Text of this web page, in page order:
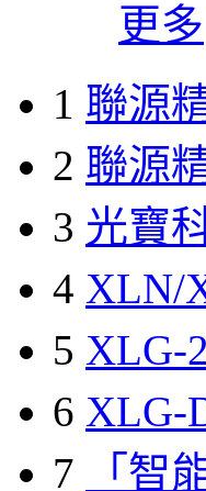
更多
1 聯源
2 聯源
3 光寶
4 XLN/
5 XLG-
6 XLG-
7
「智